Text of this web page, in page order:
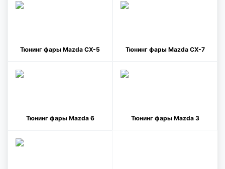
Тюнинг фары Mazda CX-5 Тюнинг фары Mazda CX-7
Тюнинг фары Mazda 6 Тюнинг фары Mazda 3